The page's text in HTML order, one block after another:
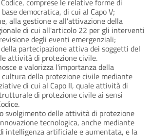
democratica, di cui al Capo V;
alla gestione e all'attivazione della
di cui all'articolo 22 per gli interventi
degli eventi emergenziali;
partecipazione attiva dei soggetti del
attività di protezione civile.
e valorizza l'importanza della
cultura della protezione civile mediante
di cui al Capo II, quale attività di
di protezione civile ai sensi
svolgimento delle attività di protezione
tecnologica, anche mediante
intelligenza artificiale e aumentata, e la